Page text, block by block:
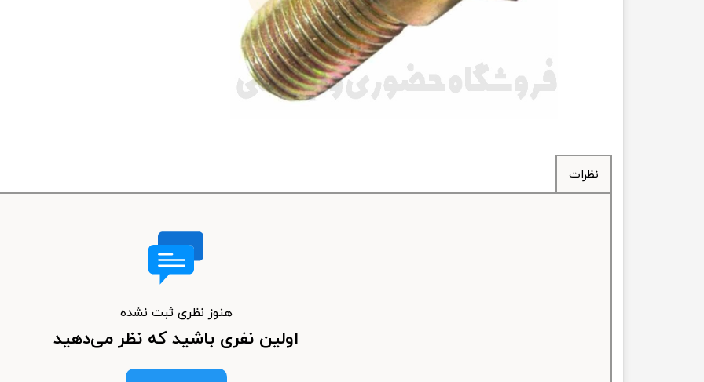
لوازم جانبی و اسپرت
بلبرینگ ماشین
کاسه نمد ماشین
نظرات
هنوز نظری ثبت نشده
اولین نفری باشید که نظر می‌دهید